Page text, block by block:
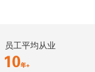
员工平均从业